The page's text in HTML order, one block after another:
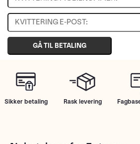
GÅ TIL BETALING
Sikker betaling Rask levering